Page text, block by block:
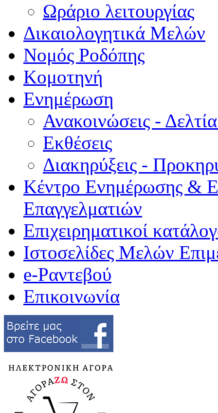
Ωράριο λειτουργίας
Δικαιολογητικά Μελών
Νομός Ροδόπης
Κομοτηνή
Ενημέρωση
Ανακοινώσεις -
Εκθέσεις
Διακηρύξεις -
Κέντρο Ενημέρωσης &
Επαγγελματιών
Επιχειρηματικοί
Ιστοσελίδες Μελών
e-Ραντεβού
Επικοινωνία